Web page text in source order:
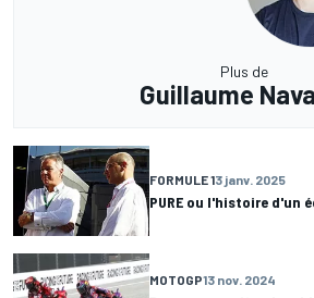
Plus de
Guillaume
FORMULE 13 janv. 2025
PURE ou l'histoire d'un
MOTOGP13 nov. 2024